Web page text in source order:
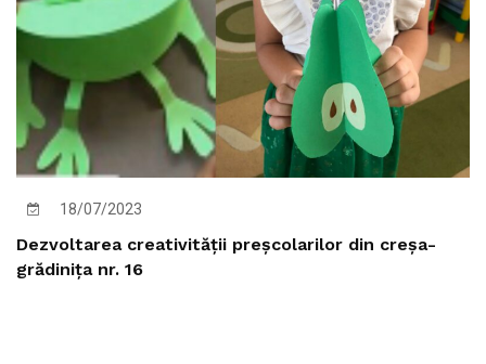
18/07/2023
Dezvoltarea creativității preșcolarilor din creșa-
grădinița nr. 16